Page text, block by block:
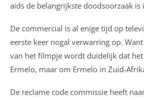
aids de belangrijkste doodsoorzaak is
De commercial is al enige tijd op
eerste keer nogal verwarring op.
van het filmpje wordt duidelijk dat
Ermelo, maar om Ermelo in Zuid-
De reclame code commissie heeft